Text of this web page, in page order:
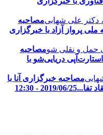
مصاحبه
پرواز آزاد با خبرگزاری
مصاحبه
دریایی‌شو با
مصاحبه خبرگزاری آنا با
تفا...2019/06/25 - 12:30